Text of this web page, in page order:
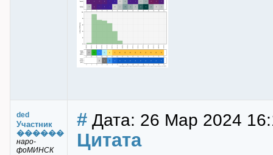
ded
Участник
������
наро-
фоМИНСК
# Дата: 26 Мар 2024
Цитата